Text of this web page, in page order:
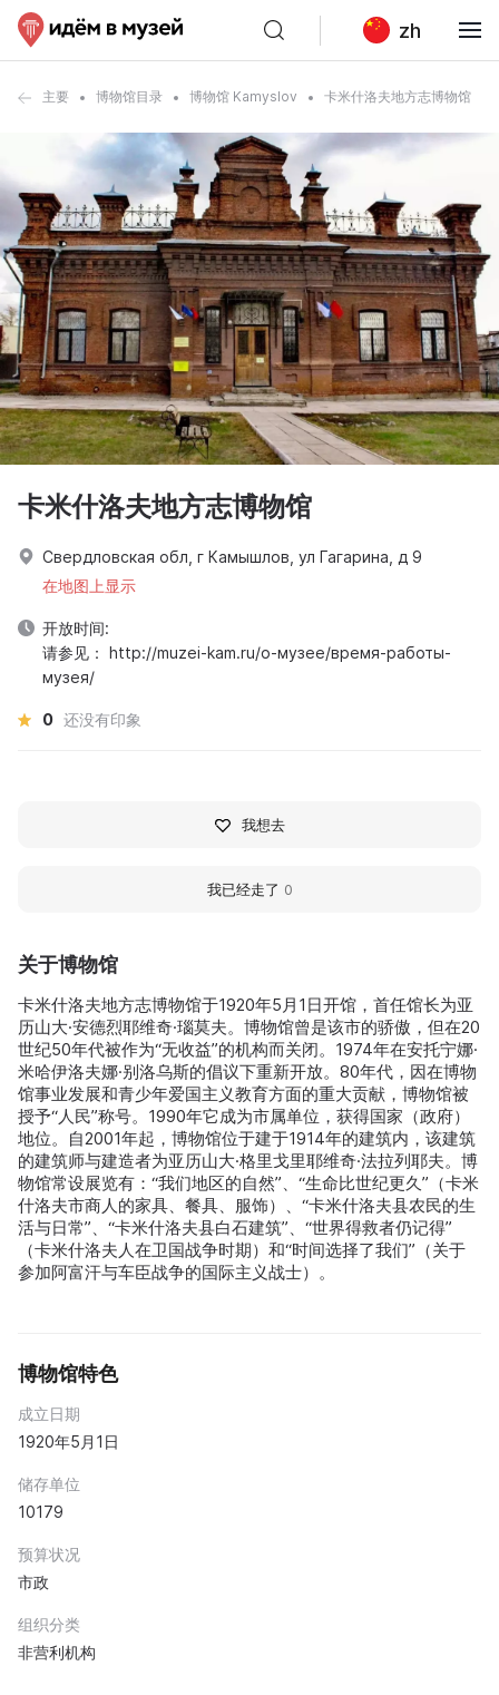
zh
主要 博物馆目录 博物馆 Kamyslov 卡米什洛夫地方志博物馆
关于博物馆
卡米什洛夫地方志博物馆于1920年5月1日开馆，首任馆长为亚
历山大·安德烈耶维奇·瑙莫夫。博物馆曾是该市的骄傲，但在20
世纪50年代被作为“无收益”的机构而关闭。1974年在安托宁娜·
米哈伊洛夫娜·别洛乌斯的倡议下重新开放。80年代，因在博物
馆事业发展和青少年爱国主义教育方面的重大贡献，博物馆被
授予“人民”称号。1990年它成为市属单位，获得国家（政府）
地位。自2001年起，博物馆位于建于1914年的建筑内，该建筑
的建筑师与建造者为亚历山大·格里戈里耶维奇·法拉列耶夫。博
物馆常设展览有：“我们地区的自然”、“生命比世纪更久”（卡米
什洛夫市商人的家具、餐具、服饰）、“卡米什洛夫县农民的生
活与日常”、“卡米什洛夫县白石建筑”、“世界得救者仍记得”
（卡米什洛夫人在卫国战争时期）和“时间选择了我们”（关于
参加阿富汗与车臣战争的国际主义战士）。
博物馆特色
成立日期
1920年5月1日
储存单位
10179
预算状况
市政
组织分类
非营利机构
卡米什洛夫地方志博物馆
Свердловская обл, г Камышлов, ул Гагарина, д 9
在地图上显示
开放时间:
请参见： http://muzei-kam.ru/о-музее/время-работы-
музея/
0 还没有印象
我想去
我已经走了 0